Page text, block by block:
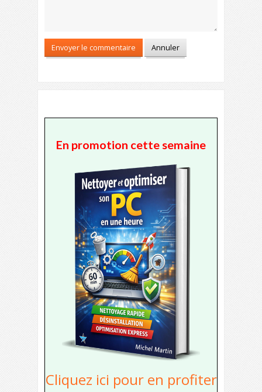
En promotion cette semaine
Cliquez ici pour en profiter